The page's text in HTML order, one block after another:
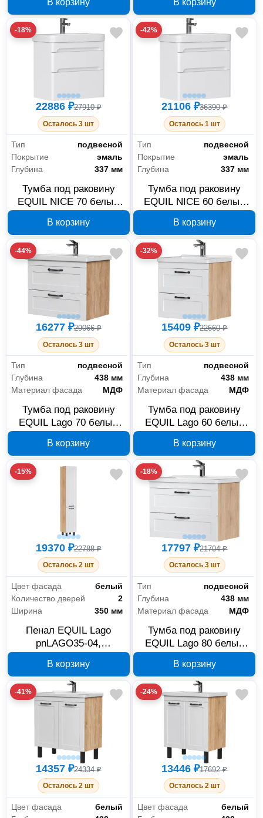
-18%
22886 ₽27910 ₽
Осталось 3 шт
Тип
подвесной
Покрытие
эмаль
Глубина
337 мм
Тумба под раковину
EQUIL NICE 70 белый
В корзину
-42%
21106 ₽36390 ₽
Осталось 1 шт
Тип
подвесной
Покрытие
эмаль
Глубина
337 мм
Тумба под раковину
EQUIL NICE 60 белый
В корзину
-44%
16277 ₽29066 ₽
Осталось 3 шт
Тип
подвесной
Глубина
438 мм
Материал фасада
МДФ
Тумба под раковину
EQUIL Lago 70 белый
В корзину
-32%
15409 ₽22660 ₽
Осталось 3 шт
Тип
подвесной
Глубина
438 мм
Материал фасада
МДФ
Тумба под раковину
EQUIL Lago 60 белый
В корзину
-15%
19370 ₽22788 ₽
Осталось 2 шт
Цвет фасада
белый
Количество дверей
2
Ширина
350 мм
Пенал EQUIL Lago
pnLAGO35-04,
дерево
В корзину
-18%
17797 ₽21704 ₽
Осталось 3 шт
Тип
подвесной
Глубина
438 мм
Материал фасада
МДФ
Тумба под раковину
EQUIL Lago 80 белый
В корзину
-41%
14357 ₽24334 ₽
Осталось 2 шт
Цвет фасада
белый
-24%
13446 ₽17692 ₽
Осталось 2 шт
Цвет фасада
белый